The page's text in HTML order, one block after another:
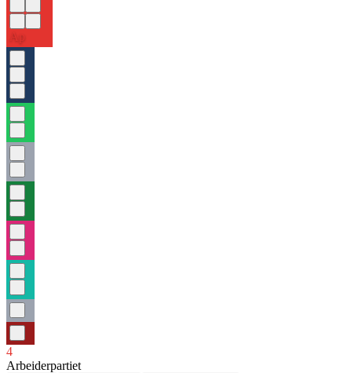
Ap
4
Arbeiderpartiet